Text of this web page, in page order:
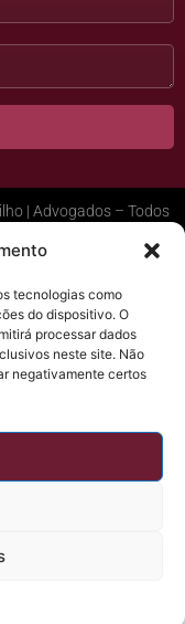
tecnologias como
do dispositivo. O
processar dados
neste site. Não
negativamente certos
| Advogados – Todos
by Make Buzz